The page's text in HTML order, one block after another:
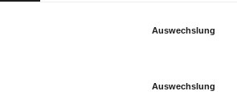
Auswechslung
Auswechslung